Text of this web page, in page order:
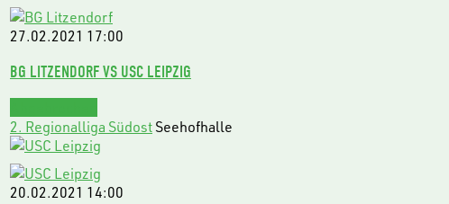
27.02.2021 17:00
BG LITZENDORF VS USC LEIPZIG
2. Regionalliga SüdostSeehofhalle
20.02.2021 14:00